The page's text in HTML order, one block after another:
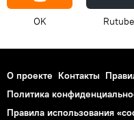
OK Rutube
О проекте Контакты
Политика
Правила использования